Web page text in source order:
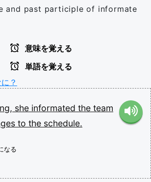
and past participle of informate
意味を覚える
単語を覚える
？
she informated the team
to the schedule.
なる